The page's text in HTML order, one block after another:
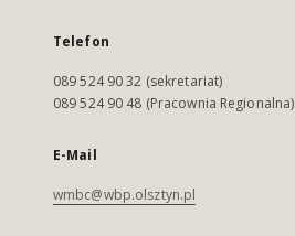
Telefon
089 524 90 32 (sekretariat)
089 524 90 48 (Pracownia Regionalna)
E-Mail
wmbc@wbp.olsztyn.pl